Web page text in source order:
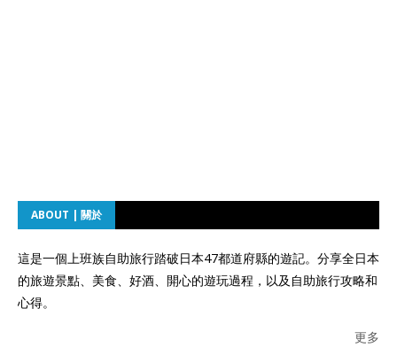
ABOUT | 關於
這是一個上班族自助旅行踏破日本47都道府縣的遊記。分享全日本
的旅遊景點、美食、好酒、開心的遊玩過程，以及自助旅行攻略和
心得。
更多